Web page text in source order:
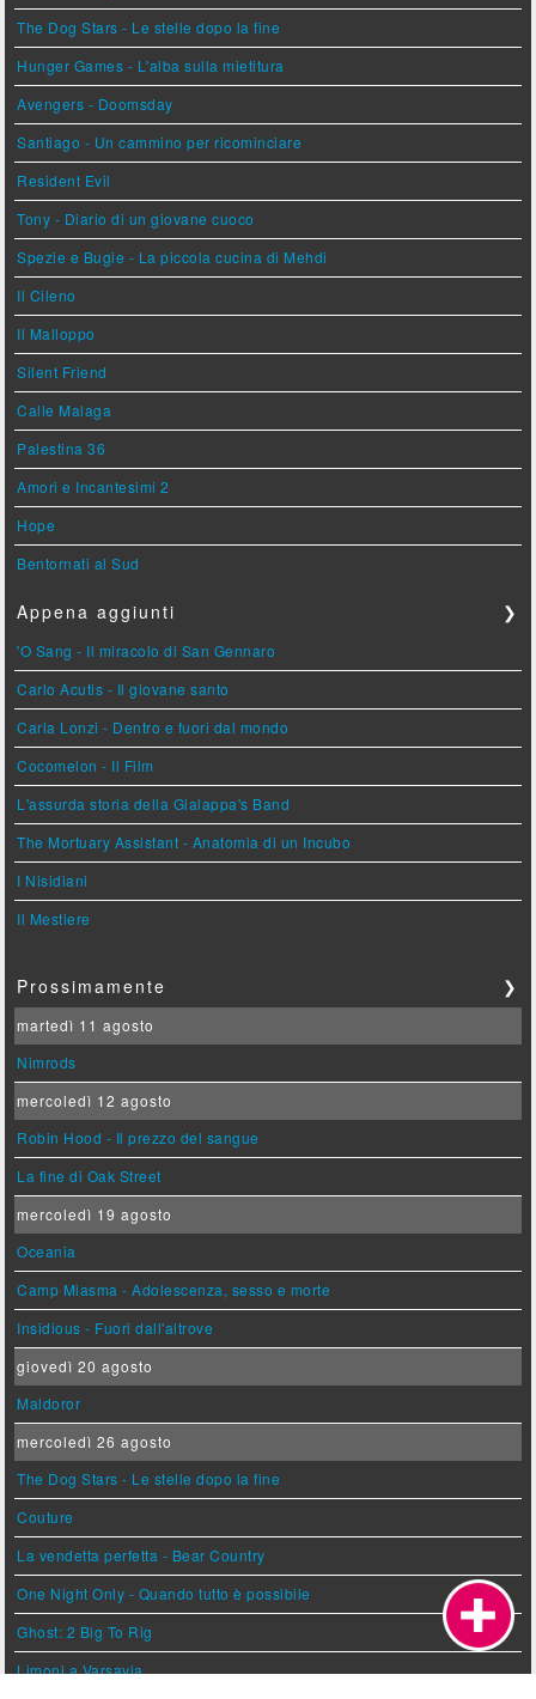
The Dog Stars - Le stelle dopo la fine
Hunger Games - L'alba sulla mietitura
Avengers - Doomsday
Santiago - Un cammino per ricominciare
Resident Evil
Tony - Diario di un giovane cuoco
Spezie e Bugie - La piccola cucina di Mehdi
Il Cileno
Il Malloppo
Silent Friend
Calle Malaga
Palestina 36
Amori e Incantesimi 2
Hope
Bentornati al Sud
Appena aggiunti ❯
'O Sang - Il miracolo di San Gennaro
Carlo Acutis - Il giovane santo
Carla Lonzi - Dentro e fuori dal mondo
Cocomelon - Il Film
L'assurda storia della Gialappa's Band
The Mortuary Assistant - Anatomia di un Incubo
I Nisidiani
Il Mestiere
Prossimamente ❯
martedì 11 agosto
Nimrods
mercoledì 12 agosto
Robin Hood - Il prezzo del sangue
La fine di Oak Street
mercoledì 19 agosto
Oceania
Camp Miasma - Adolescenza, sesso e morte
Insidious - Fuori dall'altrove
giovedì 20 agosto
Maldoror
mercoledì 26 agosto
The Dog Stars - Le stelle dopo la fine
Couture
La vendetta perfetta - Bear Country
One Night Only - Quando tutto è possibile
Ghost: 2 Big To Rig
Limoni a Varsavia